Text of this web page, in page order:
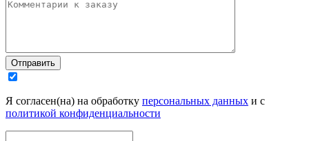
Отправить
Я согласен(на) на обработку персональных данных и с
политикой конфиденциальности